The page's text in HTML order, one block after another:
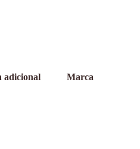
adicional
Marca